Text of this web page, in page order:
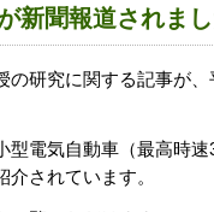
新聞報道されま
研究に関する記事が
電気自動車（最高時
されています。